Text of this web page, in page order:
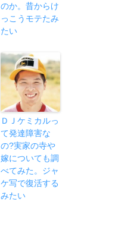
のか。昔からけ
っこうモテたみ
たい
ＤＪケミカルっ
て発達障害な
の?実家の寺や
嫁についても調
べてみた。ジャ
ケ写で復活する
みたい